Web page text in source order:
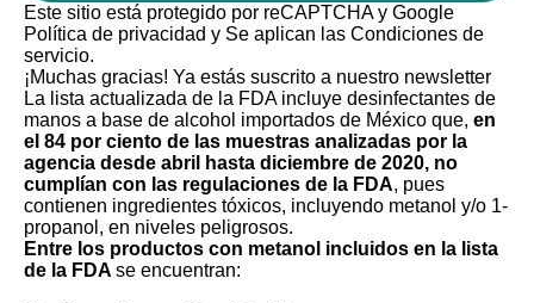
Este sitio está protegido por reCAPTCHA y Google
Política de privacidad y Se aplican las Condiciones de
servicio.
¡Muchas gracias! Ya estás suscrito a nuestro newsletter
La lista actualizada de la FDA incluye desinfectantes de
manos a base de alcohol importados de México que, en
el 84 por ciento de las muestras analizadas por la
agencia desde abril hasta diciembre de 2020, no
cumplían con las regulaciones de la FDA, pues
contienen ingredientes tóxicos, incluyendo metanol y/o 1-
propanol, en niveles peligrosos.
Entre los productos con metanol incluidos en la lista
de la FDA se encuentran: